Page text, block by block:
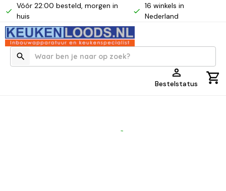
Vóór 22:00 besteld, morgen in
huis
16 winkels in
Nederland
Bestelstatus